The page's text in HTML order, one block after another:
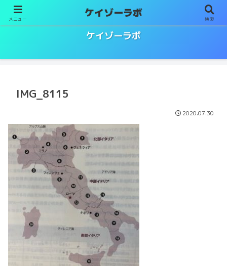
ケイゾーラボ
IMG_8115
2020.07.30
メニュー ケイゾーラボ 検索